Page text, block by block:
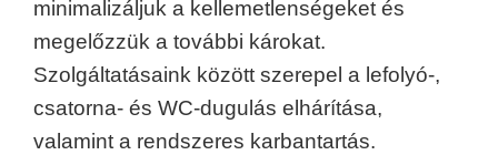
minimalizáljuk a kellemetlenségeket és
megelőzzük a további károkat.
Szolgáltatásaink között szerepel a lefolyó-,
csatorna- és WC-dugulás elhárítása,
valamint a rendszeres karbantartás.